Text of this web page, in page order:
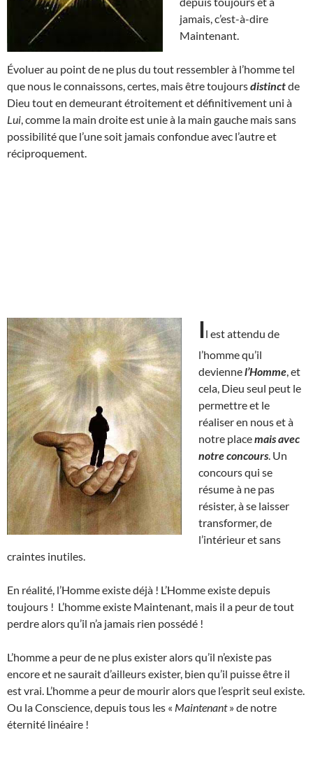
jamais, c’est-à-dire
Maintenant.
Évoluer au point de ne plus du tout ressembler à l’homme tel
que nous le connaissons, certes, mais être toujoursdistinctde
Dieu tout en demeurant étroitement et définitivement uni à
Lui , comme la main droite est unie à la main gauche mais sans
possibilité que l’une soit jamais confondue avec l’autre et
réciproquement.
Il est attendu de
l’homme qu’il
deviennel’Homme , et
cela, Dieu seul peut le
permettre et le
réaliser en nous et à
notre placemais avec
notre concours . Un
concours qui se
résume à ne pas
résister, à se laisser
transformer, de
l’intérieur et sans
craintes inutiles.
En réalité, l’Homme existe déjà ! L’Homme existe depuis
toujours ! L’homme existe Maintenant, mais il a peur de tout
perdre alors qu’il n’a jamais rien possédé !
L’homme a peur de ne plus exister alors qu’il n’existe pas
encore et ne saurait d’ailleurs exister, bien qu’il puisse être il
est vrai. L’homme a peur de mourir alors que l’esprit seul existe.
Ou la Conscience, depuis tous les « Maintenant» de notre
éternité linéaire !